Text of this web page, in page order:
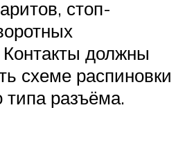
стоп-
Контакты должны
схеме распиновки
типа разъёма.